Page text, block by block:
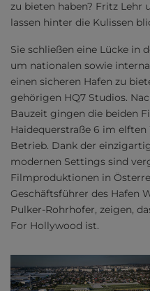
zu bieten haben? Fritz Lehr
lassen hinter die Kulissen
Sie schließen eine Lücke in
um nationalen sowie
einen sicheren Hafen zu
gehörigen HQ7 Studios.
Bauzeit gingen die beiden
Haidequerstraße 6 im
Betrieb. Dank der
modernen Settings sind
Filmproduktionen in
Geschäftsführer des Hafen
Pulker-Rohrhofer, zeigen,
For Hollywood ist.